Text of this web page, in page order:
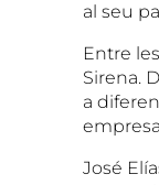
al seu
Entre
Sirena.
a
José